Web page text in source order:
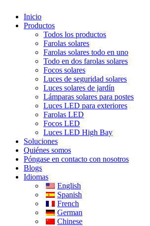
Inicio
Productos
Todos los productos
Farolas solares
Farolas solares todo en uno
Todo en dos farolas solares
Focos solares
Luces de seguridad solares
Luces solares de jardín
Lámparas solares para postes
Luces LED para exteriores
Farolas LED
Focos LED
Luces LED High Bay
Soluciones
Quiénes somos
Póngase en contacto con nosotros
Blogs
Idiomas
English
Spanish
French
German
Chinese